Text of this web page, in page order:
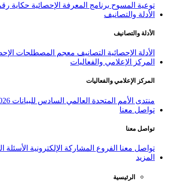
توعية المسوح برنامج المعرفة الإحصائية حكاية
الأدلة والتصانيف
الأدلة والتصانيف
الأدلة الإحصائية التصانيف معجم المصطلحات
المركز الإعلامي والفعاليات
المركز الإعلامي والفعاليات
منتدى الأمم المتحدة العالمي السادس للبيانات 2026
تواصل معنا
تواصل معنا
تواصل معنا الفروع المشاركة الإلكترونية الأسئلة
المزيد
الرئيسية